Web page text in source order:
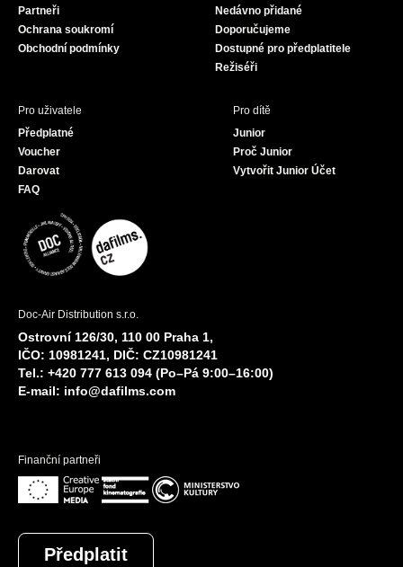
Partneři
Ochrana soukromí
Obchodní podmínky
Nedávno přidané
Doporučujeme
Dostupné pro předplatitele
Režiséři
Pro uživatele
Předplatné
Voucher
Darovat
FAQ
Pro dítě
Junior
Proč Junior
Vytvořit Junior Účet
Doc-Air Distribution s.r.o.
Ostrovní 126/30, 110 00 Praha 1,
IČO: 10981241, DIČ: CZ10981241
Tel.: +420 777 613 094 (Po–Pá 9:00–16:00)
E-mail: info@dafilms.com
Finanční partneři
Předplatit